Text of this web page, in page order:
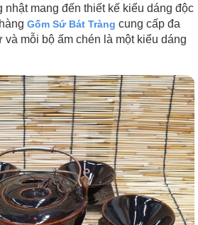
nhật mang đến thiết kế kiểu dáng độc
Gốm Sứ Bát Tràng cung cấp đa
mỗi bộ ấm chén là một kiểu dáng